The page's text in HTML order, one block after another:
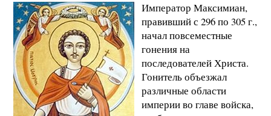
Император Максимиан,
правивший с 296 по 305 г.,
на­чал повсеместные
гонения на
последователей Христа.
Гони­тель объезжал
различные области
империи во главе войска,